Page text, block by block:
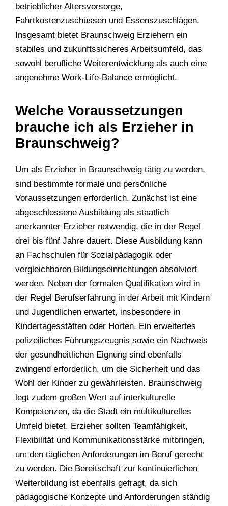
betrieblicher Altersvorsorge,
Fahrtkostenzuschüssen und Essenszuschlägen.
Insgesamt bietet Braunschweig Erziehern ein
stabiles und zukunftssicheres Arbeitsumfeld, das
sowohl berufliche Weiterentwicklung als auch eine
angenehme Work-Life-Balance ermöglicht.
Welche Voraussetzungen
brauche ich als Erzieher in
Braunschweig?
Um als Erzieher in Braunschweig tätig zu werden,
sind bestimmte formale und persönliche
Voraussetzungen erforderlich. Zunächst ist eine
abgeschlossene Ausbildung als staatlich
anerkannter Erzieher notwendig, die in der Regel
drei bis fünf Jahre dauert. Diese Ausbildung kann
an Fachschulen für Sozialpädagogik oder
vergleichbaren Bildungseinrichtungen absolviert
werden. Neben der formalen Qualifikation wird in
der Regel Berufserfahrung in der Arbeit mit Kindern
und Jugendlichen erwartet, insbesondere in
Kindertagesstätten oder Horten. Ein erweitertes
polizeiliches Führungszeugnis sowie ein Nachweis
der gesundheitlichen Eignung sind ebenfalls
zwingend erforderlich, um die Sicherheit und das
Wohl der Kinder zu gewährleisten. Braunschweig
legt zudem großen Wert auf interkulturelle
Kompetenzen, da die Stadt ein multikulturelles
Umfeld bietet. Erzieher sollten Teamfähigkeit,
Flexibilität und Kommunikationsstärke mitbringen,
um den täglichen Anforderungen im Beruf gerecht
zu werden. Die Bereitschaft zur kontinuierlichen
Weiterbildung ist ebenfalls gefragt, da sich
pädagogische Konzepte und Anforderungen ständig